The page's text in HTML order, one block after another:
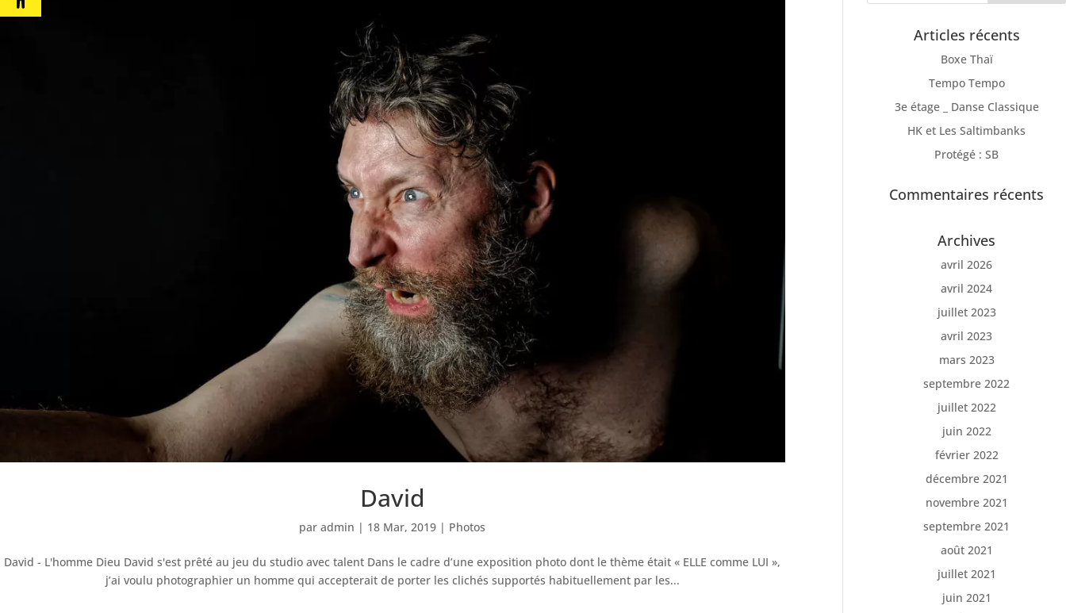
David
paradmin | 18 Mar, 2019 | Photos
David - L'homme Dieu David s'est prêté au jeu du studio avec talent Dans le cadre d’une exposition photo dont le thème était « ELLE comme LUI »,
j’ai voulu photographier un homme qui accepterait de porter les clichés supportés habituellement par les...
Articles récents
Boxe Thaï
Tempo Tempo
3e étage _ Danse Classique
HK et Les Saltimbanks
Protégé : SB
Commentaires récents
Archives
avril 2026
avril 2024
juillet 2023
avril 2023
mars 2023
septembre 2022
juillet 2022
juin 2022
février 2022
décembre 2021
novembre 2021
septembre 2021
août 2021
juillet 2021
juin 2021